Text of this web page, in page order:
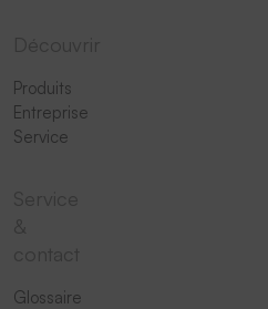
Produits
Entreprise
Service
Glossaire